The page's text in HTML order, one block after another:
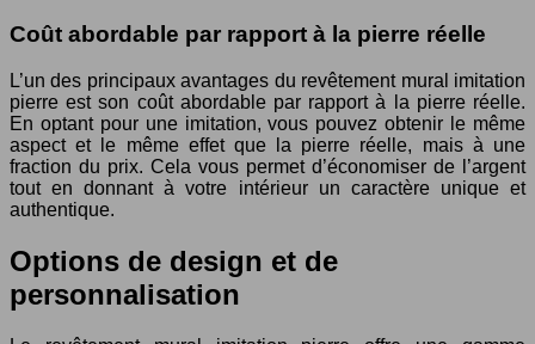
Coût abordable par rapport à la pierre réelle
L’un des principaux avantages du revêtement mural imitation
pierre est son coût abordable par rapport à la pierre réelle.
En optant pour une imitation, vous pouvez obtenir le même
aspect et le même effet que la pierre réelle, mais à une
fraction du prix. Cela vous permet d’économiser de l’argent
tout en donnant à votre intérieur un caractère unique et
authentique.
Options de design et de
personnalisation